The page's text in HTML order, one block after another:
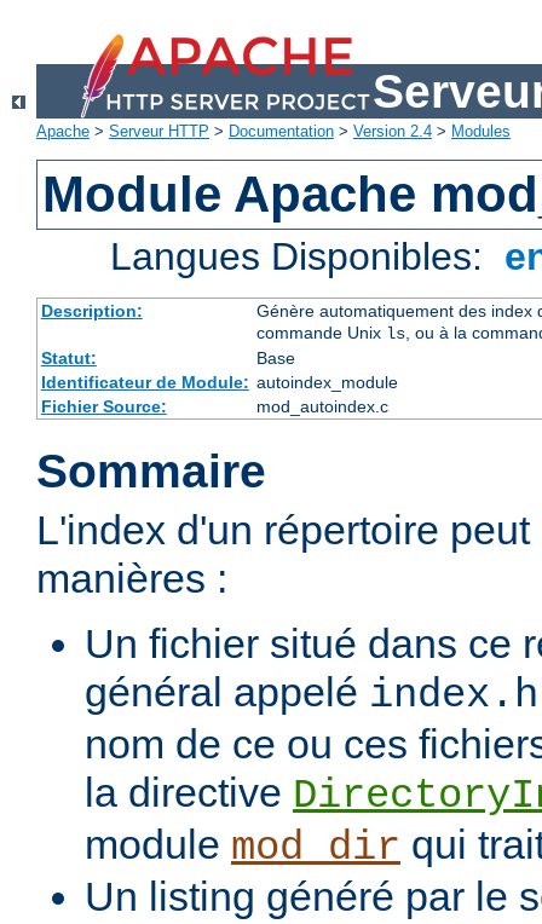
Apache > Serveur HTTP > Documentation > Version 2.4 > Modules
Module Apache
Langues Disponibles:
Description:
Génère automatiquement des
commande Unix ls, ou à la
Statut:
Base
Identificateur de Module: autoindex_module
Fichier Source:
mod_autoindex.c
Sommaire
L'index d'un répertoire
manières :
Un fichier situé dans ce
général appelé
nom de ce ou ces
la directive
module mod_dir qui
Un listing généré par le